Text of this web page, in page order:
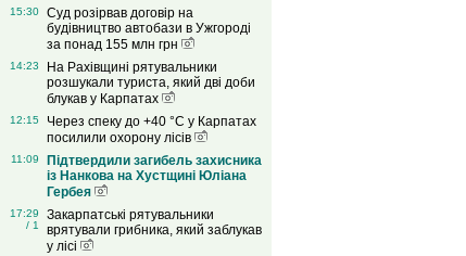
15:30
Суд розірвав договір на
будівництво автобази в Ужгороді
за понад 155 млн грн
14:23
На Рахівщині рятувальники
розшукали туриста, який дві доби
блукав у Карпатах
12:15
Через спеку до +40 °C у Карпатах
посилили охорону лісів
11:09
Підтвердили загибель захисника
із Нанкова на Хустщині Юліана
Гербея
17:29
/ 1
Закарпатські рятувальники
врятували грибника, який заблукав
у лісі